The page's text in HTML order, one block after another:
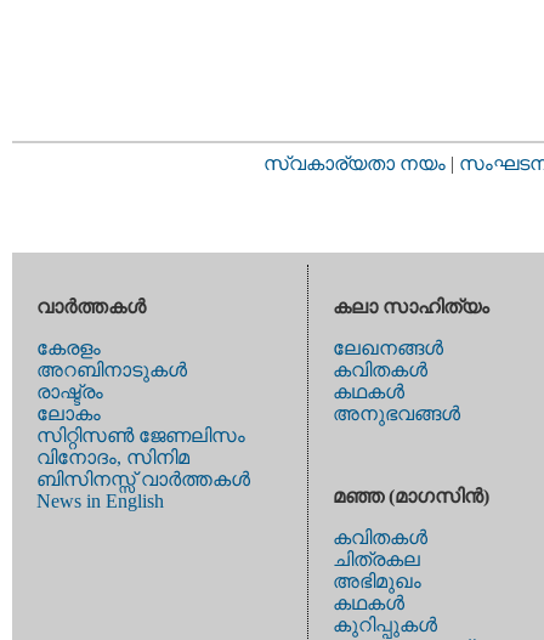
സ്വകാര്യതാ നയം |
വാര്‍ത്തകള്‍
കേരളം
അറബിനാടുകള്‍
രാഷ്ട്രം
ലോകം
സിറ്റിസണ്‍ ജേണലിസം
വിനോദം, സിനിമ
ബിസിനസ്സ് വാര്‍ത്തകള്‍
News in English
കലാ സാഹിത്യം
ലേഖനങ്ങള്‍
കവിതകള്‍
കഥകള്‍
അനുഭവങ്ങള്‍
മഞ്ഞ (മാഗസിന്‍)
കവിതകള്‍
ചിത്രകല
അഭിമുഖം
കഥകള്‍
കുറിപ്പുകള്‍